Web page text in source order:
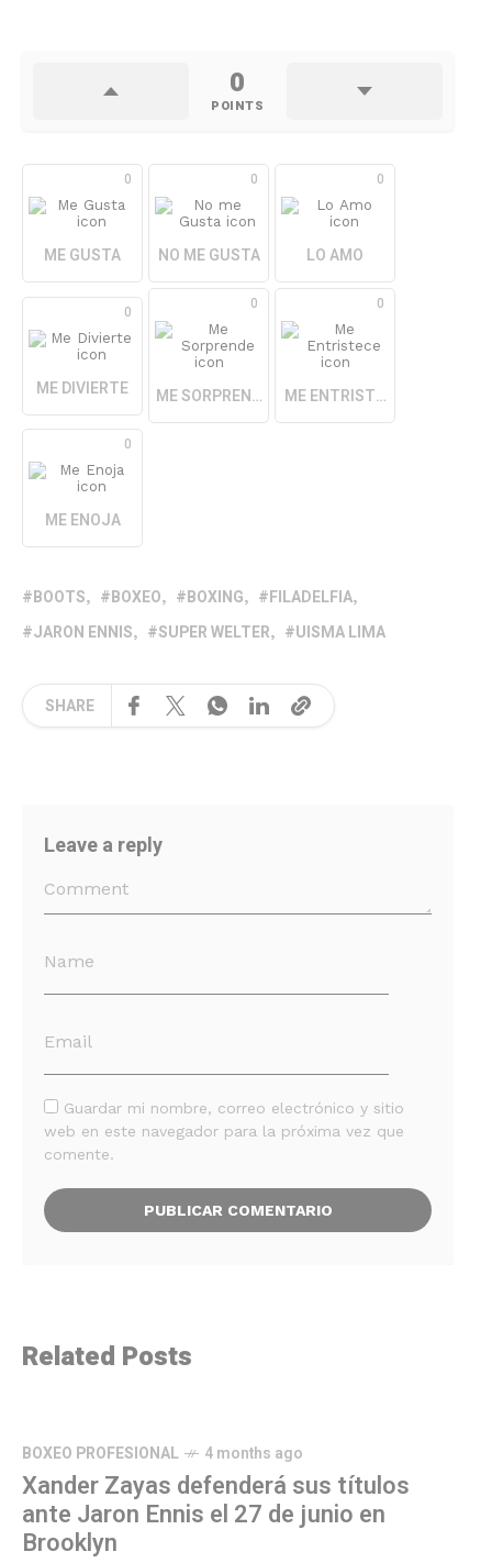
0
POINTS
0
ME GUSTA
0
NO ME GUSTA
0
LO AMO
0
ME DIVIERTE
0
ME SORPRENDE
0
ME ENTRISTECE
0
ME ENOJA
BOOTS BOXEO BOXING
FILADELFIA
JARON ENNIS
SUPER WELTER UISMA LIMA
SHARE
Leave a reply
Guardar mi nombre, correo electrónico y sitio
web en este navegador para la próxima vez que
comente.
Related Posts
BOXEO PROFESIONAL 4 months ago
Xander Zayas defenderá sus títulos
ante Jaron Ennis el 27 de junio en
Brooklyn